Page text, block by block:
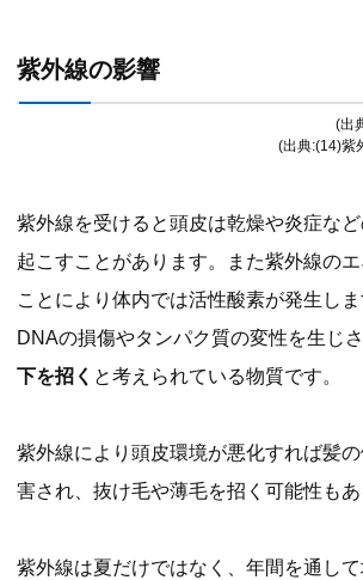
紫外線の影響
(出
(出典:(14)紫
紫外線を受けると頭皮は乾燥や炎症な
起こすことがあります。また紫外線の
ことにより体内では活性酸素が発生し
DNAの損傷やタンパク質の変性を生じさ
下を招く と考えられている物質です。
紫外線により頭皮環境が悪化すれば髪
害され、抜け毛や薄毛を招く可能性もあ
紫外線は夏だけではなく、年間を通し